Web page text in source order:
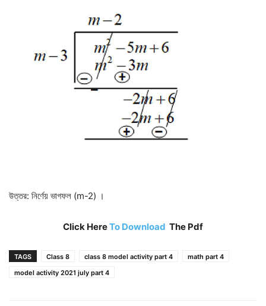
উত্তর: নির্ণেয় ভাগফল (m-2) ।
Click HereTo Download The Pdf
TAGS Class 8 class 8 model activity part 4
math part 4
model activity 2021 july part 4